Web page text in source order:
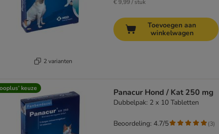
2 varianten
€ 9,99 / stuk
Toevoegen aan
winkelwagen
keuze Panacur Hond / Kat 250 mg
Dubbelpak: 2 x 10 Tabletten
Beoordeling: 4.7/5 (3)